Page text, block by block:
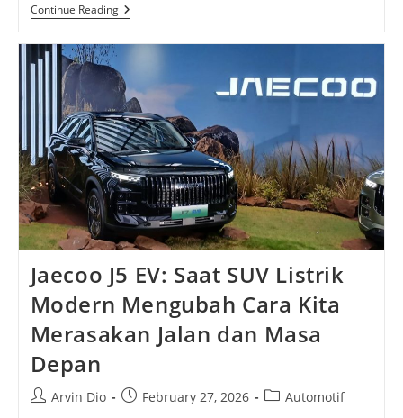
Continue ReadingJaecoo
J5
Ketika
Gaya,
Teknologi,
Dan
Masa
Depan
Bertemu
Dalam
Satu
Kendaraan
Listrik
Jaecoo J5 EV: Saat SUV Listrik
Modern Mengubah Cara Kita
Merasakan Jalan dan Masa
Depan
PostArvin Dio
PostFebruary 27, 2026
PostAutomotif